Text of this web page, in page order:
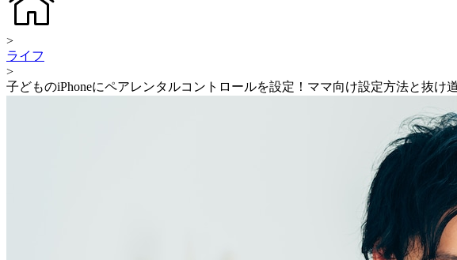
>
ライフ
>
子どものiPhoneにペアレンタルコントロールを設定！ママ向け設定方法と抜け